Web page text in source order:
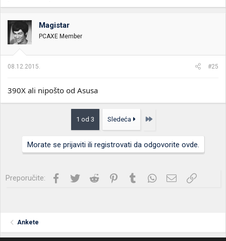
Magistar
PCAXE Member
08.12.2015. #25
390X ali nipošto od Asusa
1 od 3 Sledeća Poslednja
Morate se prijaviti ili registrovati da odgovorite ovde.
Preporučite: Facebook
Twitter Reddit PinterestTumblrWhatsApp
Imejl Link
Ankete